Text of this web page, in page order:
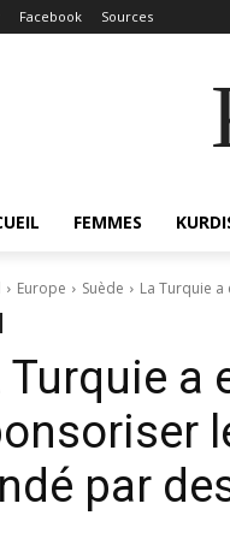
Facebook Sources
FEMMES
Europe Suède La Turquie
Turquie a
par